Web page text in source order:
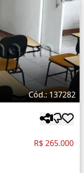
Cód.: 137282
R$ 265.000